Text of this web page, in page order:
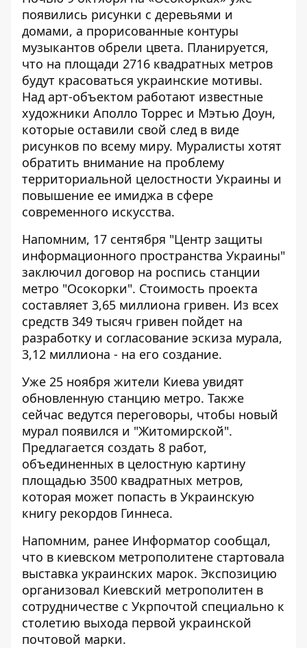
появились рисунки с деревьями и
домами, а прорисованные контуры
музыкантов обрели цвета. Планируется,
что на площади 2716 квадратных метров
будут красоваться украинские мотивы.
Над арт-объектом работают известные
художники Аполло Торрес и Мэтью Доун,
которые оставили свой след в виде
рисунков по всему миру. Муралисты хотят
обратить внимание на проблему
территориальной целостности Украины и
повышение ее имиджа в сфере
современного искусства.
Напомним, 17 сентября "Центр защиты
информационного пространства Украины"
заключил договор на роспись станции
метро "Осокорки". Стоимость проекта
составляет 3,65 миллиона гривен. Из всех
средств 349 тысяч гривен пойдет на
разработку и согласование эскиза мурала,
3,12 миллиона - на его создание.
Уже 25 ноября жители Киева увидят
обновленную станцию метро. Также
сейчас ведутся переговоры, чтобы новый
мурал появился и "Житомирской".
Предлагается создать 8 работ,
объединенных в целостную картину
площадью 3500 квадратных метров,
которая может попасть в Украинскую
книгу рекордов Гиннеса.
Напомним, ранее Информатор сообщал,
что в киевском метрополитене стартовала
выставка украинских марок. Экспозицию
организовал Киевский метрополитен в
сотрудничестве с Укрпочтой специально к
столетию выхода первой украинской
почтовой марки.